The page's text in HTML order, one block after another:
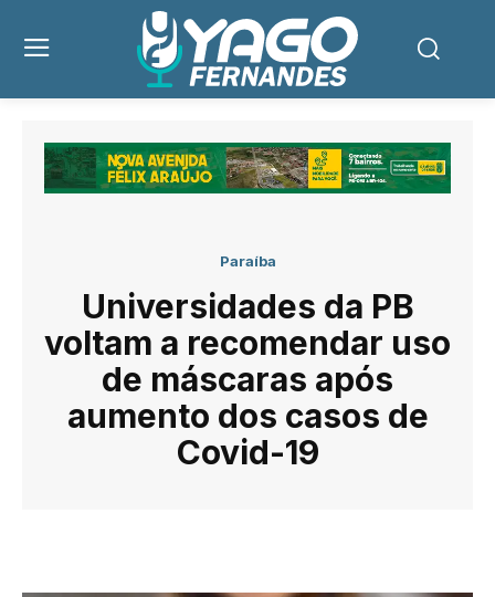
Paraíba
Universidades da PB
voltam a recomendar uso
de máscaras após
aumento dos casos de
Covid-19